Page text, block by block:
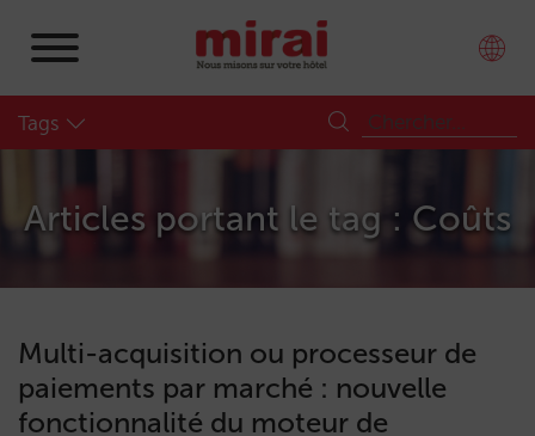
Tags
Articles portant le tag : Coûts
Multi-acquisition ou processeur de
paiements par marché : nouvelle
fonctionnalité du moteur de